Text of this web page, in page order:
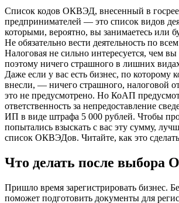
Список кодов ОКВЭД, внесенный в
предпринимателей — это список видов
которыми, вероятно, вы занимаетесь или
Не обязательно вести деятельность по
Налоговая не сильно интересуется, чем вы
поэтому ничего страшного в лишних
Даже если у вас есть бизнес, по
внесли, — ничего страшного, налоговой
это не предусмотрено. Но КоАП
ответственность за непредоставление
ИП в виде штрафа 5 000 рублей. Чтобы
попытались взыскать с вас эту сумму,
список ОКВЭДов. Читайте, как это
Что делать после выбора
Пришло время зарегистрировать бизнес.
поможет подготовить документы для